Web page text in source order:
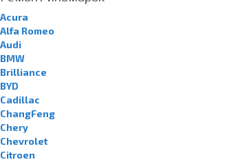
Acura
Alfa Romeo
Audi
BMW
Brilliance
BYD
Cadillac
ChangFeng
Chery
Chevrolet
Citroen